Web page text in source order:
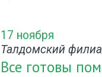
17 ноября
Талдомский
Все готовы